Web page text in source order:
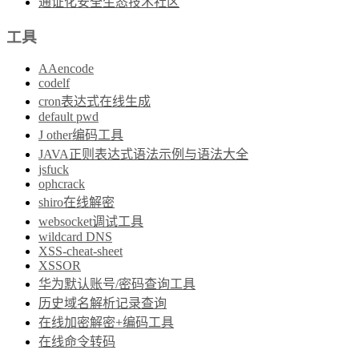
工具
AAencode
codelf
cron表达式在线生成
default pwd
J other编码工具
JAVA正则表达式语法示例与语法大全
jsfuck
ophcrack
shiro在线解密
websocket调试工具
wildcard DNS
XSS-cheat-sheet
XSSOR
华为默认账号/密码查询工具
历史域名解析记录查询
在线加密解密+编码工具
在线命令转码